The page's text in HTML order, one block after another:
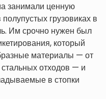
занимали ценную
грузовиках в
Им срочно нужен был
который
материалы — от
отходов — и
в стопки